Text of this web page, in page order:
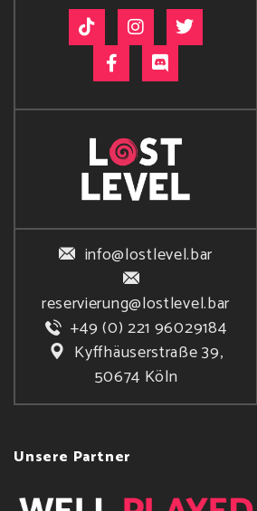
info@lostlevel.bar
reservierung@lostlevel.bar
+49 (0) 221 96029184
Kyffhäuserstraße 39,
50674 Köln
Unsere Partner